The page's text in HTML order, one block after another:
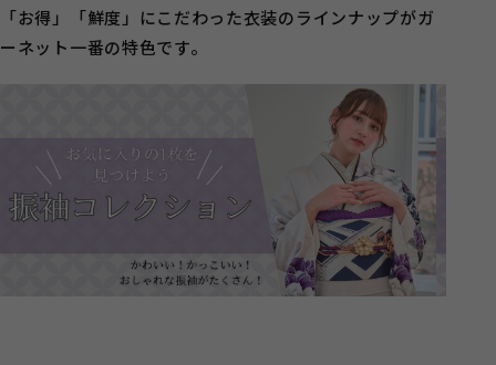
「お得」「鮮度」にこだわった衣装のラインナップがガ
ーネット一番の特色です。